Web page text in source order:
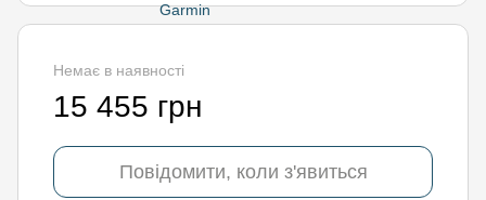
Немає в наявності
15 455 грн
Повідомити, коли з'явиться